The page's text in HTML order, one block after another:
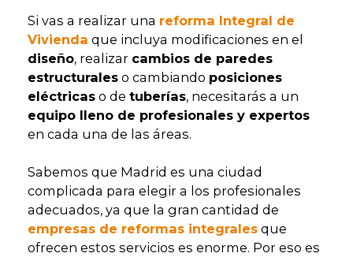
Si vas a realizar una reforma Integral de
Vivienda que incluya modificaciones en el
diseño, realizar cambios de paredes
estructurales o cambiando posiciones
eléctricas o de tuberías, necesitarás a un
equipo lleno de profesionales y expertos
en cada una de las áreas.
Sabemos que Madrid es una ciudad
complicada para elegir a los profesionales
adecuados, ya que la gran cantidad de
empresas de reformas integrales que
ofrecen estos servicios es enorme. Por eso es